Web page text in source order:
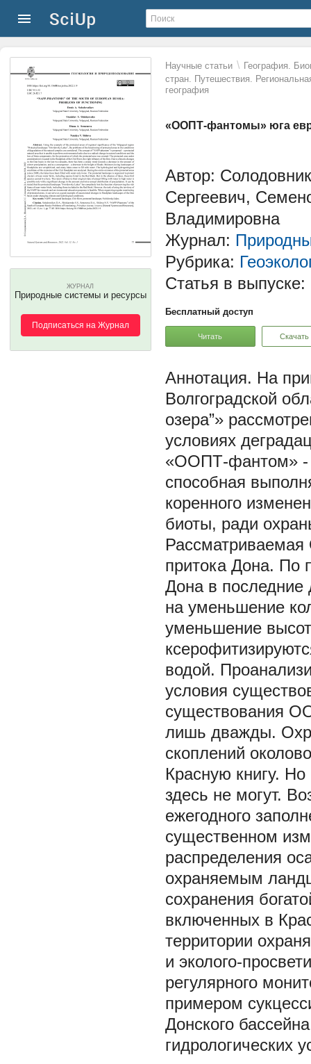
Научные статьи \ География.
стран. Путешествия.
география
«ООПТ-фантомы» юга
ЖУРНАЛ
Природные системы и ресурсы
Подписаться на Журнал
Автор:
Сергеевич,
Владимировна
Журнал:
Рубрика:
Статья в выпуске:
Бесплатный доступ
Читать Скачать
На
Волгоградской
озера”»
условиях
«ООПТ-фантом» -
способная
коренного
биоты, ради
притока Дона. По
Дона в последние
на уменьшение
уменьшение
водой.
условия
существования
лишь дважды.
скоплений
Красную книгу. Но
здесь не могут.
ежегодного
существенном
распределения
охраняемым
сохранения
включенных в
территории
и эколого-
регулярного
примером
Донского
гидрологических